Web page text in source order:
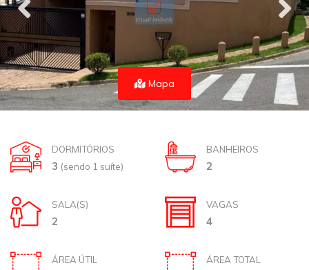
Mapa
DORMITÓRIOS
3 (sendo 1 suíte)
BANHEIROS
2
SALA(S)
2
VAGAS
4
ÁREA ÚTIL ÁREA TOTAL